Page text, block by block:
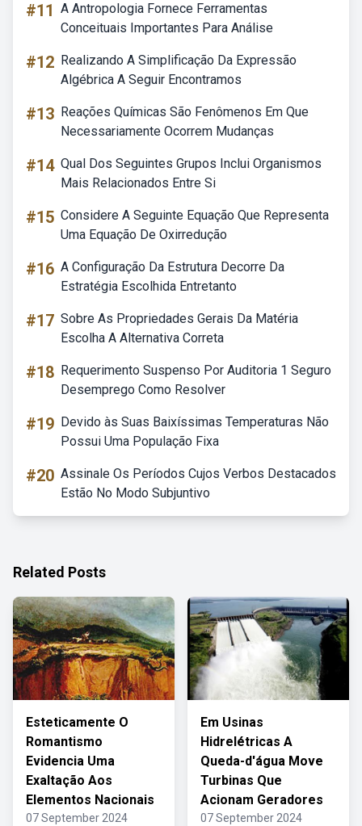
#11 A Antropologia Fornece Ferramentas
Conceituais Importantes Para Análise
#12 Realizando A Simplificação Da Expressão
Algébrica A Seguir Encontramos
#13 Reações Químicas São Fenômenos Em Que
Necessariamente Ocorrem Mudanças
#14 Qual Dos Seguintes Grupos Inclui Organismos
Mais Relacionados Entre Si
#15 Considere A Seguinte Equação Que Representa
Uma Equação De Oxirredução
#16 A Configuração Da Estrutura Decorre Da
Estratégia Escolhida Entretanto
#17 Sobre As Propriedades Gerais Da Matéria
Escolha A Alternativa Correta
#18 Requerimento Suspenso Por Auditoria 1 Seguro
Desemprego Como Resolver
#19 Devido às Suas Baixíssimas Temperaturas Não
Possui Uma População Fixa
#20 Assinale Os Períodos Cujos Verbos Destacados
Estão No Modo Subjuntivo
Related Posts
Esteticamente O
Romantismo
Evidencia Uma
Exaltação Aos
Elementos Nacionais
07 September 2024
Em Usinas
Hidrelétricas A
Queda-d'água Move
Turbinas Que
Acionam Geradores
07 September 2024